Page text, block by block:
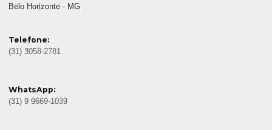
Belo Horizonte - MG
Telefone:
(31) 3058-2781
WhatsApp:
(31) 9 9669-1039